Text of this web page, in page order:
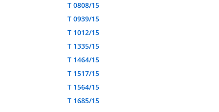
T 0808/15
T 0939/15
T 1012/15
T 1335/15
T 1464/15
T 1517/15
T 1564/15
T 1685/15